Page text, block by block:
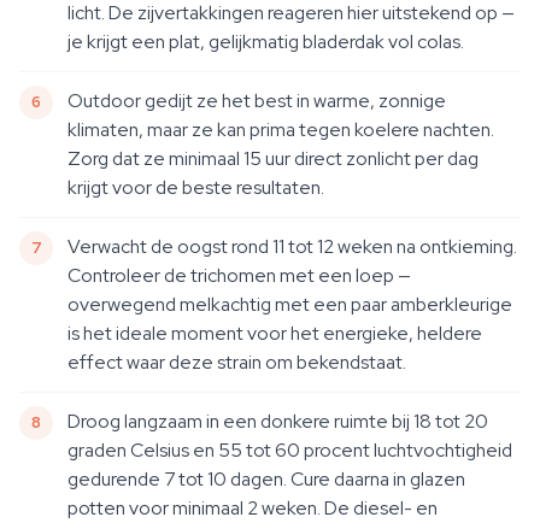
licht. De zijvertakkingen reageren hier uitstekend op —
je krijgt een plat, gelijkmatig bladerdak vol colas.
Outdoor gedijt ze het best in warme, zonnige
klimaten, maar ze kan prima tegen koelere nachten.
Zorg dat ze minimaal 15 uur direct zonlicht per dag
krijgt voor de beste resultaten.
Verwacht de oogst rond 11 tot 12 weken na ontkieming.
Controleer de trichomen met een loep —
overwegend melkachtig met een paar amberkleurige
is het ideale moment voor het energieke, heldere
effect waar deze strain om bekendstaat.
Droog langzaam in een donkere ruimte bij 18 tot 20
graden Celsius en 55 tot 60 procent luchtvochtigheid
gedurende 7 tot 10 dagen. Cure daarna in glazen
potten voor minimaal 2 weken. De diesel- en